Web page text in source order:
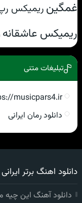
غمگین ریمیکس
ریمیکس عاشقانه
تبلیغات متنی
musicpars4.ir/
دانلود رمان ایرانی
دانلود اهنگ برتر ایرانی
دانلود آهنگ این چیه